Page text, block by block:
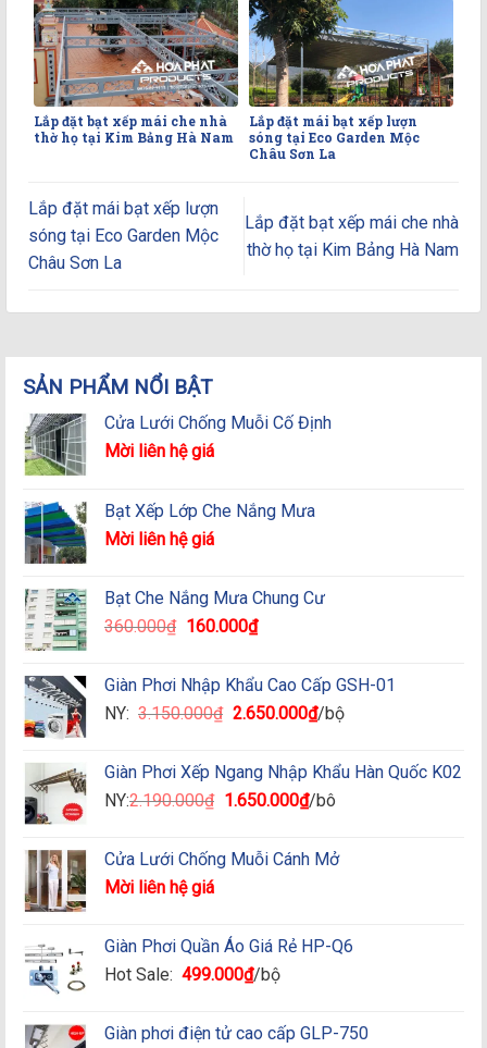
Lắp đặt bạt xếp mái che nhà
thờ họ tại Kim Bảng Hà Nam
Lắp đặt mái bạt xếp lượn
sóng tại Eco Garden Mộc
Châu Sơn La
Lắp đặt mái bạt xếp lượn
sóng tại Eco Garden Mộc
Châu Sơn La
Lắp đặt bạt xếp mái che nhà
thờ họ tại Kim Bảng Hà Nam
SẢN PHẨM NỔI BẬT
Cửa Lưới Chống Muỗi Cố Định
Mời liên hệ giá
Bạt Xếp Lớp Che Nắng Mưa
Mời liên hệ giá
Bạt Che Nắng Mưa Chung Cư
360.000₫ Giá
360.000₫.
160.000₫Giá
là:
160.000₫.
Giàn Phơi Nhập Khẩu Cao Cấp GSH-01
NY: 3.150.000₫ Giá
3.150.000₫.
2.650.000₫Giá
là:
2.650.000₫.
/bộ
Giàn Phơi Xếp Ngang Nhập Khẩu Hàn Quốc K02
NY:2.190.000₫ Giá
2.190.000₫.
1.650.000₫Giá
là:
/bô
Cửa Lưới Chống Muỗi Cánh Mở
Mời liên hệ giá
Giàn Phơi Quần Áo Giá Rẻ HP-Q6
Hot Sale: 499.000₫/bộ
Giàn phơi điện tử cao cấp GLP-750